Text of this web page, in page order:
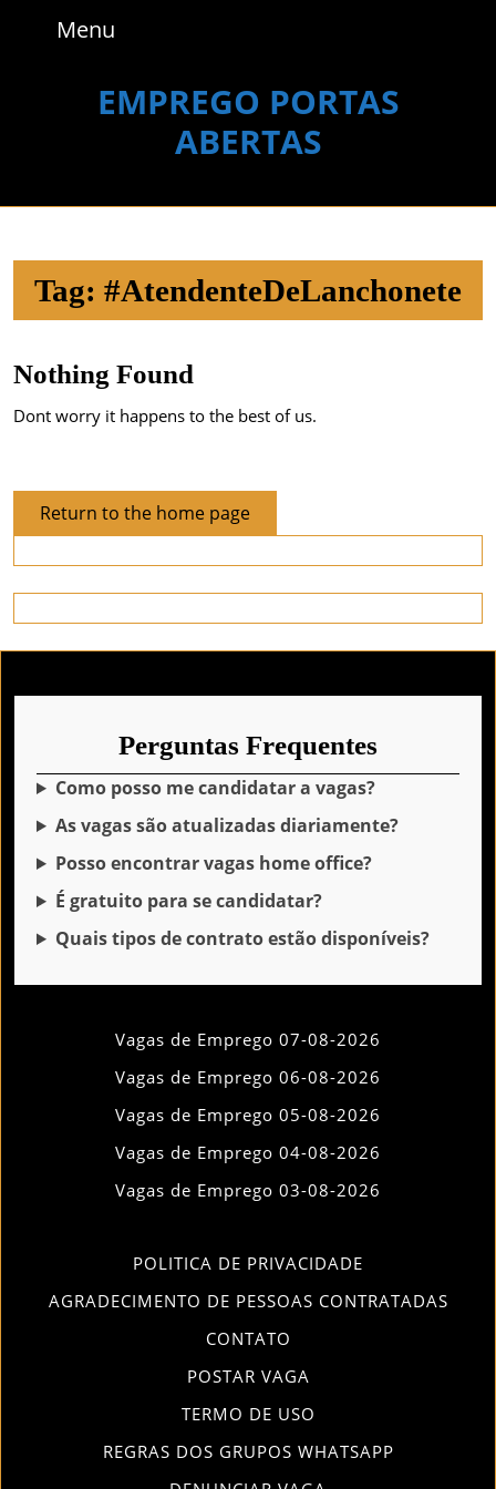
Menu
EMPREGO PORTAS
ABERTAS
Tag: #AtendenteDeLanchonete
Nothing Found
Dont worry it happens to the best of us.
Return to the home pageReturn
to
the
home
page
Perguntas Frequentes
Como posso me candidatar a vagas?
As vagas são atualizadas diariamente?
Posso encontrar vagas home office?
É gratuito para se candidatar?
Quais tipos de contrato estão disponíveis?
Vagas de Emprego 07-08-2026
Vagas de Emprego 06-08-2026
Vagas de Emprego 05-08-2026
Vagas de Emprego 04-08-2026
Vagas de Emprego 03-08-2026
POLITICA DE PRIVACIDADE
AGRADECIMENTO DE PESSOAS CONTRATADAS
CONTATO
POSTAR VAGA
TERMO DE USO
REGRAS DOS GRUPOS WHATSAPP